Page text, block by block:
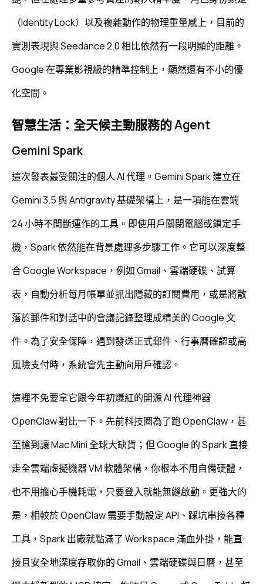
（Identity Lock）以及複雜動作的物理重量感上，目前的
實測表現與 Seedance 2.0 相比依然有一段明顯的距離。
Google 在專業影視級的精準控制上，顯然還有不小的優
化空間。
智慧生活：全天候主動服務的 Agent
Gemini Spark
這次發表最受關注的個人 AI 代理。Gemini Spark 建立在
Gemini 3.5 與 Antigravity 基礎架構上，是一項能在雲端
24 小時不間斷運作的工具。即使用戶關閉電腦或鎖定手
機，Spark 依然能在背景處理多步驟工作。它可以深度整
合 Google Workspace，例如 Gmail、雲端硬碟、試算
表，自動分析每月帳單並抓出隱藏的訂閱費用，或是將散
落於郵件和對話中的會議記錄整理成精美的 Google 文
件。為了安全保障，遇到發送正式郵件、行事曆確認或高
風險支付時，系統會先主動向用戶確認。
這裡不免要拿它跟今年初爆紅的開源 AI 代理神器
OpenClaw 對比一下。 先前科技圈為了跑 OpenClaw， 甚
至搶到讓 Mac Mini 全球大缺貨；但 Google 的 Spark 直接
走全雲端虛擬機器 VM 軟體架構， 你根本不用自備硬體，
也不用擔心手機耗電， 只要登入就能無縫啟動。 更強大的
是， 相較於 OpenClaw 需要手動設定 API、 踩坑串接各種
工具， Spark 出廠就點滿了 Workspace 滿血外掛， 能直
接且安全地深度存取你的 Gmail、 雲端硬碟與日曆， 甚至